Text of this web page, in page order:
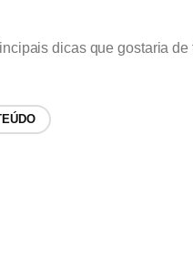
dicas que gostaria